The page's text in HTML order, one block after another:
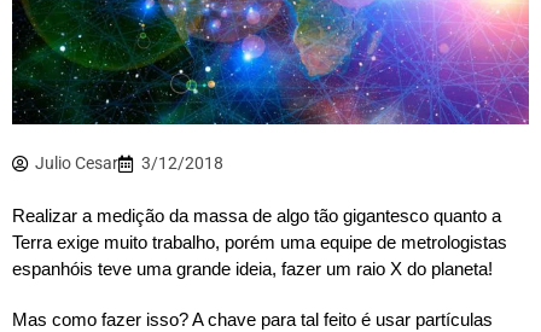
Julio Cesar 3/12/2018
Realizar a medição da massa de algo tão gigantesco quanto a
Terra exige muito trabalho, porém uma equipe de metrologistas
espanhóis teve uma grande ideia, fazer um raio X do planeta!
Mas como fazer isso? A chave para tal feito é usar partículas